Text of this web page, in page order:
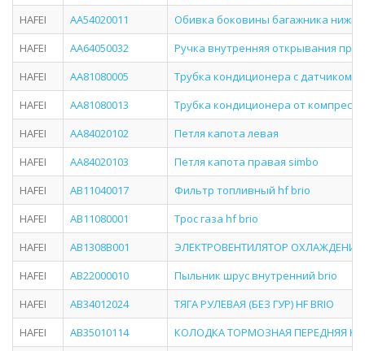
HAFEI
AA54020011
Обивка боковины багажника
HAFEI
AA64050032
Ручка внутренняя открывания
HAFEI
AA81080005
Трубка кондиционера с датчиком
HAFEI
AA81080013
Трубка кондиционера от
HAFEI
AA84020102
Петля капота левая
HAFEI
AA84020103
Петля капота правая simbo
HAFEI
AB11040017
Фильтр топливный hf brio
HAFEI
AB11080001
Трос газа hf brio
HAFEI
AB1308B001
ЭЛЕКТРОВЕНТИЛЯТОР ОХЛАЖДЕНИЯ
HAFEI
AB22000010
Пыльник шрус внутренний brio
HAFEI
AB34012024
ТЯГА РУЛЕВАЯ (БЕЗ ГУР) HF BRIO
HAFEI
AB35010114
КОЛОДКА ТОРМОЗНАЯ ПЕРЕДНЯЯ